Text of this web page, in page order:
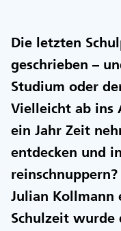
Die letzten
geschrieben –
Studium oder
Vielleicht ab ins
ein Jahr Zeit
entdecken und
Julian Kollmann
Schulzeit wurde